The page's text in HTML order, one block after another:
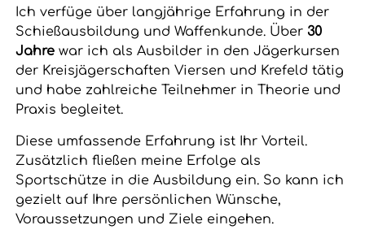
Ich verfüge über langjährige Erfahrung in der
Schießausbildung und Waffenkunde. Über 30
Jahrewar ich als Ausbilder in den Jägerkursen
der Kreisjägerschaften Viersen und Krefeld tätig
und habe zahlreiche Teilnehmer in Theorie und
Praxis begleitet.
Diese umfassende Erfahrung ist Ihr Vorteil.
Zusätzlich fließen meine Erfolge als
Sportschütze in die Ausbildung ein. So kann ich
gezielt auf Ihre persönlichen Wünsche,
Voraussetzungen und Ziele eingehen.